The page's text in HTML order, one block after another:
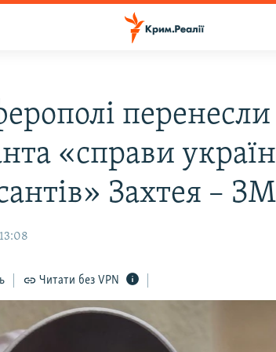
«справи
Захтея –
Читати без VPN